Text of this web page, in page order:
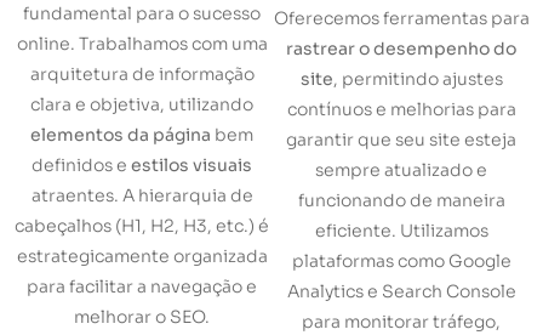
fundamental para o sucesso
online. Trabalhamos com uma
arquitetura de informação
clara e objetiva, utilizando
elementos da página bem
definidos e estilos visuais
atraentes. A hierarquia de
cabeçalhos (H1, H2, H3, etc.) é
estrategicamente organizada
para facilitar a navegação e
melhorar o SEO.
Oferecemos ferramentas para
rastrear o desempenho do
site, permitindo ajustes
contínuos e melhorias para
garantir que seu site esteja
sempre atualizado e
funcionando de maneira
eficiente. Utilizamos
plataformas como Google
Analytics e Search Console
para monitorar tráfego,